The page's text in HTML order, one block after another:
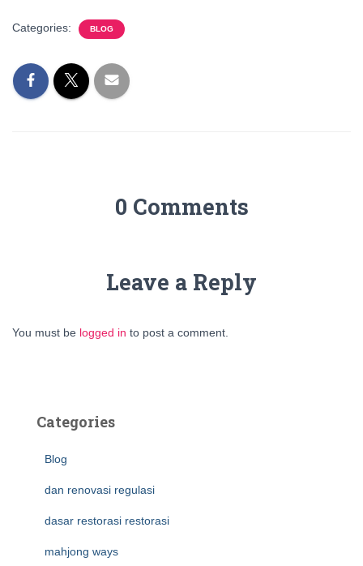
Categories: BLOG
0 Comments
Leave a Reply
You must be logged in to post a comment.
Categories
Blog
dan renovasi regulasi
dasar restorasi restorasi
mahjong ways